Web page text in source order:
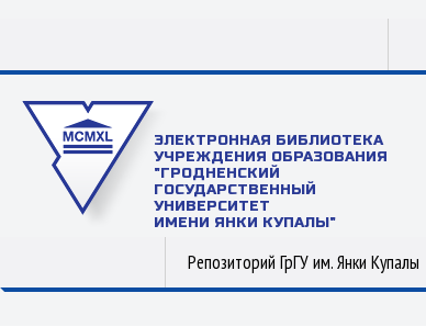
ЭЛЕКТРОННАЯ БИБЛИОТЕКА
УЧРЕЖДЕНИЯ ОБРАЗОВАНИЯ
"ГРОДНЕНСКИЙ
ГОСУДАРСТВЕННЫЙ
УНИВЕРСИТЕТ
ИМЕНИ ЯНКИ КУПАЛЫ"
Репозиторий ГрГУ им. Янки Купалы